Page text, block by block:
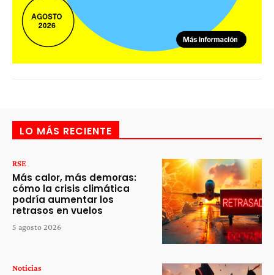
LO MÁS RECIENTE
RSE
Más calor, más demoras:
cómo la crisis climática
podría aumentar los
retrasos en vuelos
5 agosto 2026
Noticias